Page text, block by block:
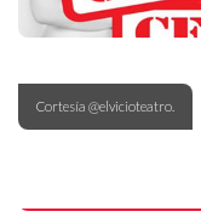
Cortesía @elvicioteatro.